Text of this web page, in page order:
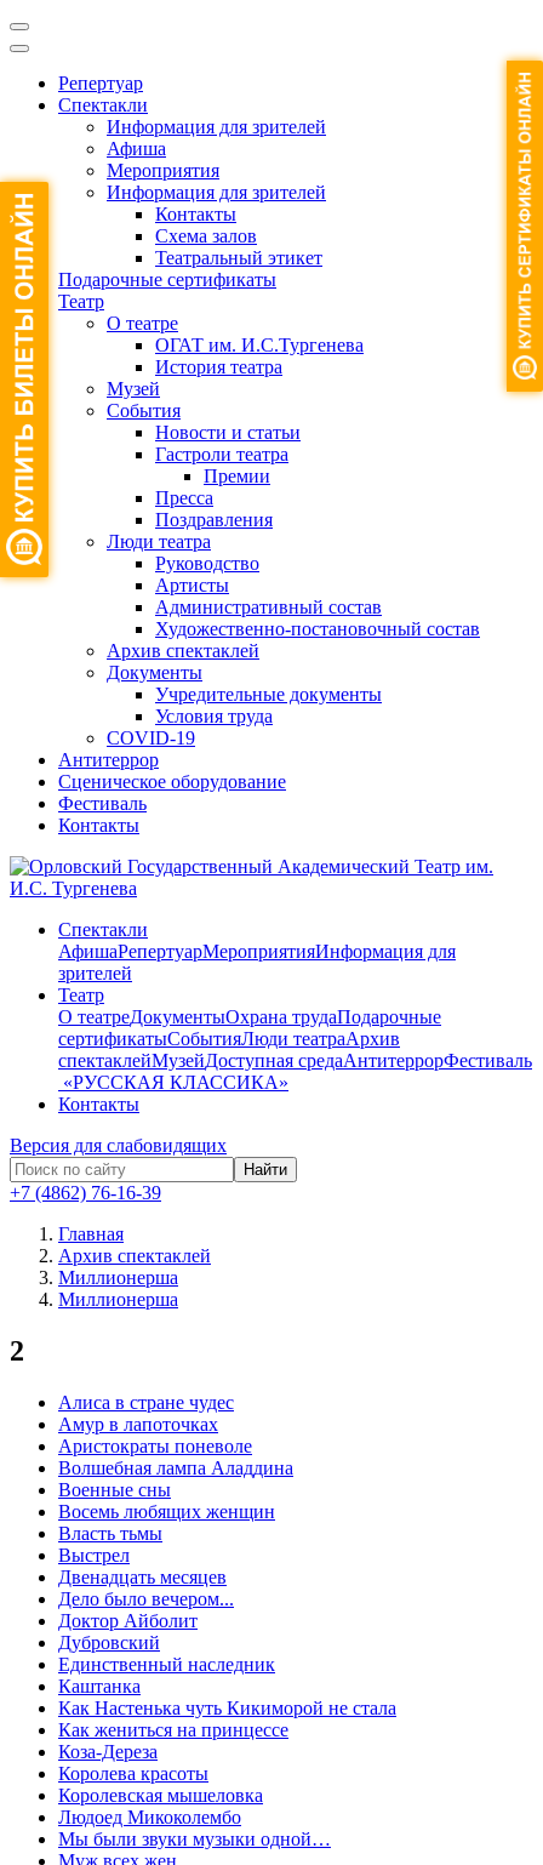
Репертуар
Спектакли
Информация для зрителей
Афиша
Мероприятия
Информация для зрителей
Контакты
Схема залов
Театральный этикет
Подарочные сертификаты
Театр
О театре
ОГАТ им. И.С.Тургенева
История театра
Музей
События
Новости и статьи
Гастроли театра
Премии
Пресса
Поздравления
Люди театра
Руководство
Артисты
Административный состав
Художественно-постановочный состав
Архив спектаклей
Документы
Учредительные документы
Условия труда
COVID-19
Антитеррор
Сценическое оборудование
Фестиваль
Контакты
Спектакли
АфишаРепертуарМероприятияИнформация для
зрителей
Театр
О театреДокументыОхрана трудаПодарочные
сертификатыСобытияЛюди театраАрхив
спектаклейМузейДоступная средаАнтитеррорФестиваль
​ «РУССКАЯ КЛАССИКА»
Контакты
Версия для слабовидящих
Найти
+7 (4862) 76-16-39
Главная
Архив спектаклей
Миллионерша
Миллионерша
2
Алиса в стране чудес
Амур в лапоточках
Аристократы поневоле
Волшебная лампа Аладдина
Военные сны
Восемь любящих женщин
Власть тьмы
Выстрел
Двенадцать месяцев
Дело было вечером...
Доктор Айболит
Дубровский
Единственный наследник
Каштанка
Как Настенька чуть Кикиморой не стала
Как жениться на принцессе
Коза-Дереза
Королева красоты
Королевская мышеловка
Людоед Микоколембо
Мы были звуки музыки одной…
Муж всех жен